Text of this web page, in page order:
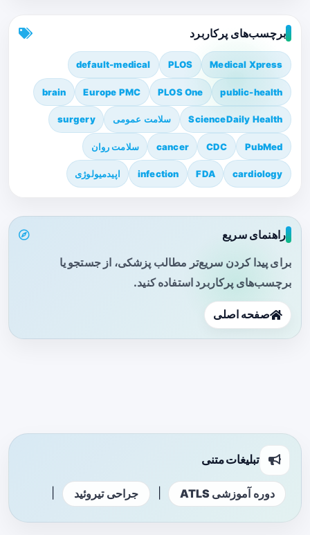
برچسب‌های پرکاربرد
Medical Xpress
PLOS
default-medical
public-health
PLOS One
Europe PMC
brain
ScienceDaily Health سلامت عمومی surgery
PubMed
CDC
cancer سلامت روان
cardiology
FDA
infection اپیدمیولوژی
راهنمای سریع
برای پیدا کردن سریع‌تر مطالب پزشکی، از جستجو یا
برچسب‌های پرکاربرد استفاده کنید.
صفحه اصلی
تبلیغات متنی
دوره آموزشی ATLS جراحی تیروئید